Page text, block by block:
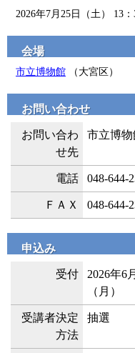
2026年7月25日（土） 13
会場
市立博物館 （大宮区）
お問い合わせ
お問い合わ
せ先
市立博物
電話 048-644-
ＦＡＸ 048-644-
申込み
受付
2026年6
（月）
受講者決定
方法
抽選